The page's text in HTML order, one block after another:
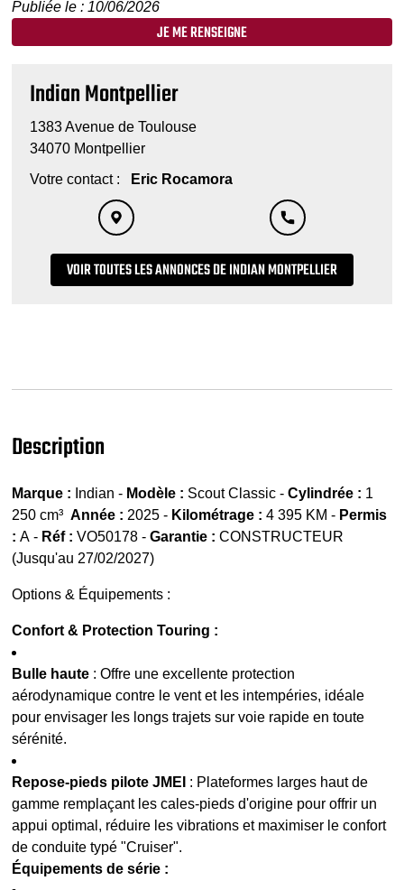
Publiée le : 10/06/2026
JE ME RENSEIGNE
Indian Montpellier
1383 Avenue de Toulouse
34070 Montpellier
Votre contact :
Eric Rocamora
VOIR TOUTES LES ANNONCES DE INDIAN MONTPELLIER
Description
Marque : Indian - Modèle : Scout Classic -Cylindrée : 1
250 cm³Année : 2025 - Kilométrage : 4 395 KM - Permis
: A - Réf : VO50178 -Garantie : CONSTRUCTEUR
(Jusqu'au 27/02/2027)
Options & Équipements :
Confort & Protection Touring :
Bulle haute : Offre une excellente protection
aérodynamique contre le vent et les intempéries, idéale
pour envisager les longs trajets sur voie rapide en toute
sérénité.
Repose-pieds pilote JMEI : Plateformes larges haut de
gamme remplaçant les cales-pieds d'origine pour offrir un
appui optimal, réduire les vibrations et maximiser le confort
de conduite typé "Cruiser".
Équipements de série :